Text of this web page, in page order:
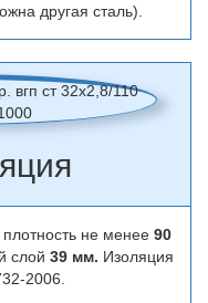
другая сталь).
плотность не менее 90
слой 39 мм. Изоляция
2006.